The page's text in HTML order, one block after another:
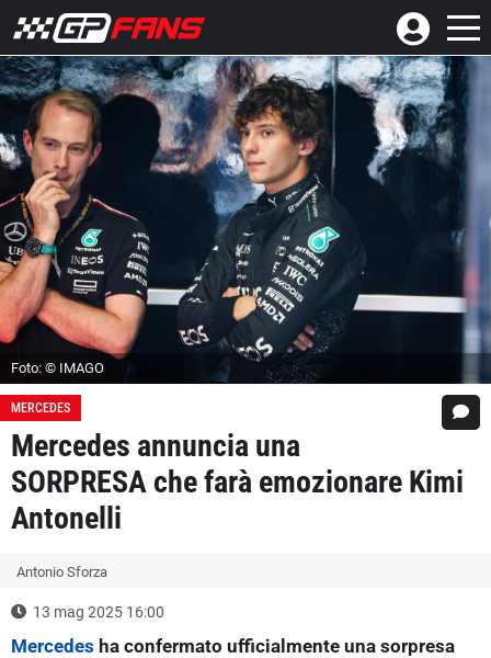
Foto: © IMAGO
MERCEDES
Mercedes annuncia una
SORPRESA che farà emozionare Kimi
Antonelli
Antonio Sforza
13 mag 2025 16:00
Mercedes ha confermato ufficialmente una sorpresa